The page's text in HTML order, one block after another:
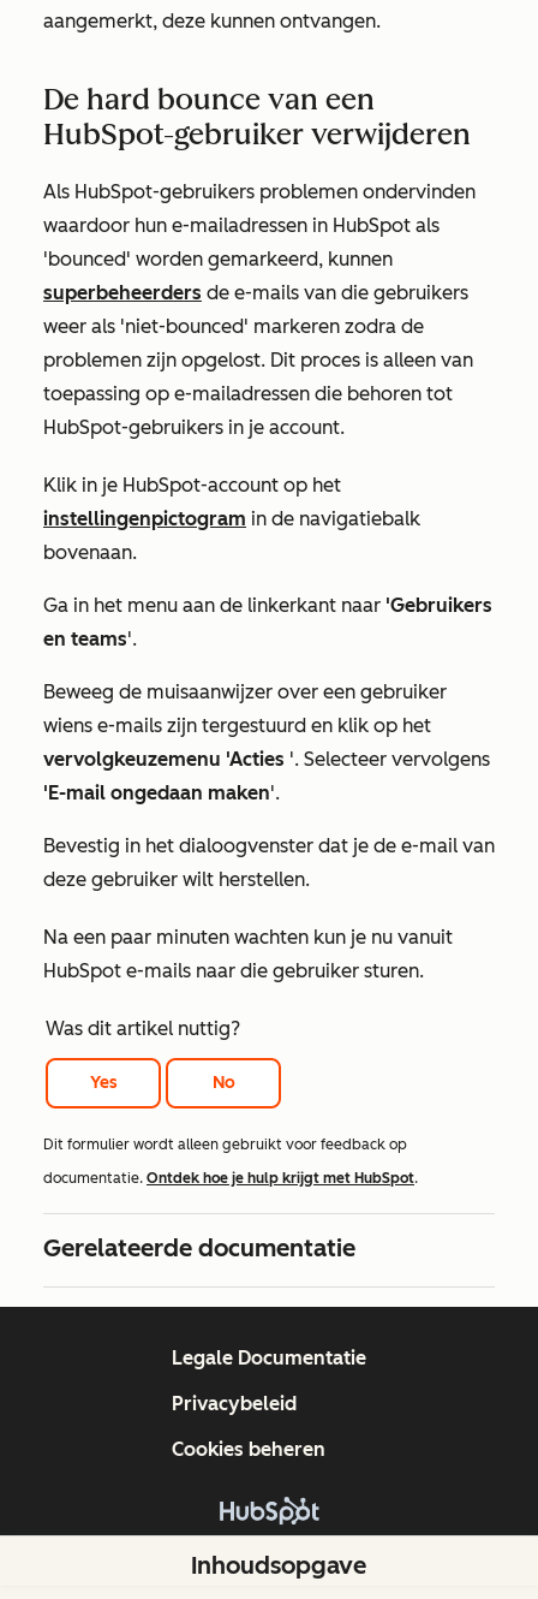
aangemerkt, deze kunnen ontvangen.
De hard bounce van een
HubSpot-gebruiker verwijderen
Als HubSpot-gebruikers problemen ondervinden
waardoor hun e-mailadressen in HubSpot als
'bounced' worden gemarkeerd, kunnen
superbeheerders de e-mails van die gebruikers
weer als 'niet-bounced' markeren zodra de
problemen zijn opgelost. Dit proces is alleen van
toepassing op e-mailadressen die behoren tot
HubSpot-gebruikers in je account.
Klik in je HubSpot-account op het
instellingenpictogram in de navigatiebalk
bovenaan.
Ga in het menu aan de linkerkant naar 'Gebruikers
en teams'.
Beweeg de muisaanwijzer over een gebruiker
wiens e-mails zijn tergestuurd en klik op het
vervolgkeuzemenu 'Acties '. Selecteer vervolgens
'E-mail ongedaan maken'.
Bevestig in het dialoogvenster dat je de e-mail van
deze gebruiker wilt herstellen.
Na een paar minuten wachten kun je nu vanuit
HubSpot e-mails naar die gebruiker sturen.
Was dit artikel nuttig?
Yes No
Dit formulier wordt alleen gebruikt voor feedback op
documentatie. Ontdek hoe je hulp krijgt met HubSpot.
Gerelateerde documentatie
Inhoudsopgave
Copyright © 2026 HubSpot, Inc.
Legale Documentatie
Privacybeleid
Cookies beheren